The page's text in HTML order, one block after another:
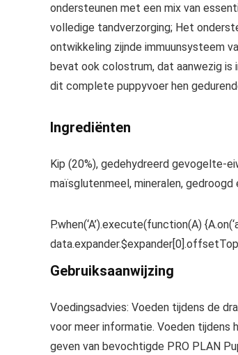
ondersteunen met een mix van
volledige tandverzorging; Het
ontwikkeling zijnde immuunsysteem
bevat ook colostrum, dat aanwezig
dit complete puppyvoer hen
Ingrediënten
Kip (20%), gedehydreerd gevogelte-
maïsglutenmeel, mineralen,
P.when(‘A’).execute(function(A)
Gebruiksaanwijzing
Voedingsadvies: Voeden tijdens de
voor meer informatie. Voeden tijdens
geven van bevochtigde PRO PLAN